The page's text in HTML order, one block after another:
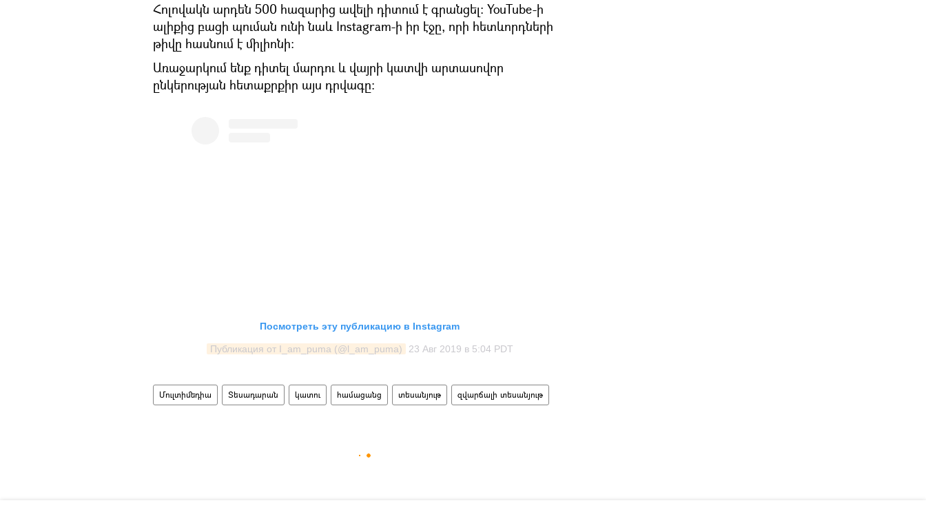
Հոլովակն արդեն 500 հազարից ավելի դիտում է գրանցել: YouTube-ի
ալիքից բացի պուման ունի նաև Instagram-ի իր էջը, որի հետևորդների
թիվը հասնում է միլիոնի:
Առաջարկում ենք դիտել մարդու և վայրի կատվի արտասովոր
ընկերության հետաքրքիր այս դրվագը:
Посмотреть эту публикацию в Instagram
Публикация от I_am_puma (@l_am_puma) 23 Авг 2019 в 5:04 PDT
Մուլտիմեդիա Տեսադարան կատու համացանց տեսանյութ զվարճալի տեսանյութ